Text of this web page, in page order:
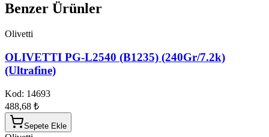
Benzer Ürünler
Olivetti
OLIVETTI PG-L2540 (B1235) (240Gr/7.2k)
(Ultrafine)
Kod: 14693
488,68 ₺
Sepete Ekle